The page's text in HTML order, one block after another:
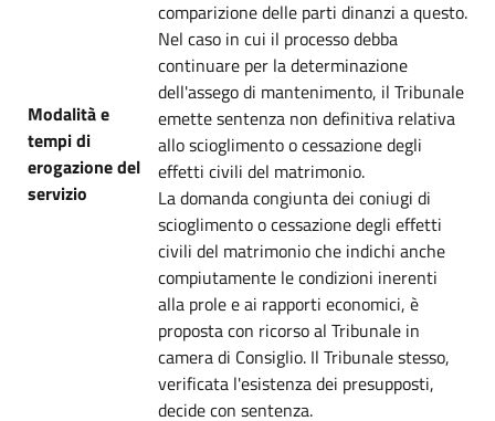
Modalità e
tempi di
erogazione del
servizio
comparizione delle parti dinanzi a questo.
Nel caso in cui il processo debba
continuare per la determinazione
dell'assego di mantenimento, il Tribunale
emette sentenza non definitiva relativa
allo scioglimento o cessazione degli
effetti civili del matrimonio.
La domanda congiunta dei coniugi di
scioglimento o cessazione degli effetti
civili del matrimonio che indichi anche
compiutamente le condizioni inerenti
alla prole e ai rapporti economici, è
proposta con ricorso al Tribunale in
camera di Consiglio. Il Tribunale stesso,
verificata l'esistenza dei presupposti,
decide con sentenza.